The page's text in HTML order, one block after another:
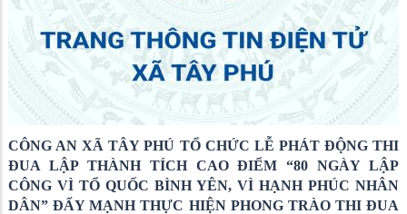
CÔNG AN XÃ TÂY PHÚ TỔ CHỨC LỄ PHÁT ĐỘNG THI
ĐUA LẬP THÀNH TÍCH CAO ĐIỂM “80 NGÀY LẬP
CÔNG VÌ TỔ QUỐC BÌNH YÊN, VÌ HẠNH PHÚC NHÂN
DÂN” ĐẨY MẠNH THỰC HIỆN PHONG TRÀO THI ĐUA